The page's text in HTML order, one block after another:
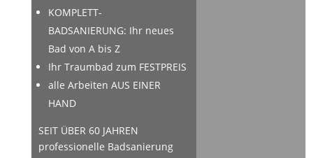
KOMPLETT-
BADSANIERUNG: Ihr neues
Bad von A bis Z
Ihr Traumbad zum FESTPREIS
alle Arbeiten AUS EINER
HAND
SEIT ÜBER 60 JAHREN
professionelle Badsanierung